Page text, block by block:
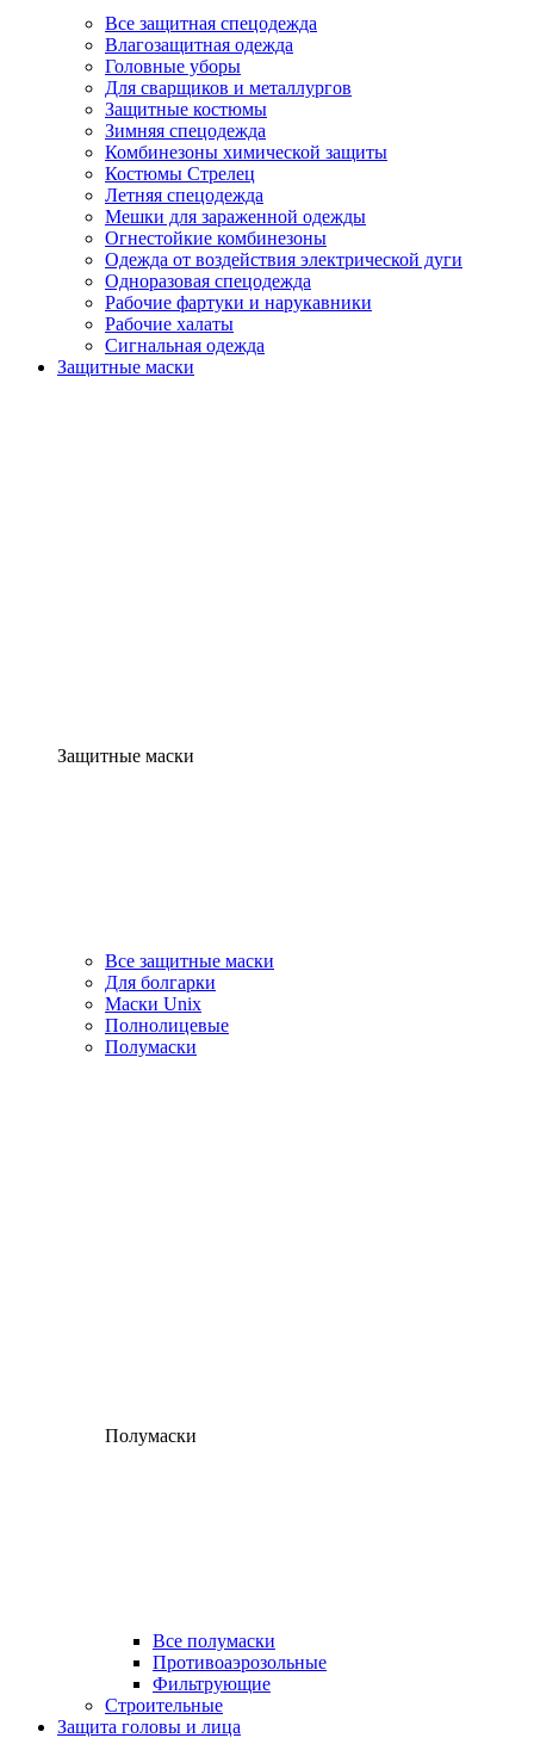
Все защитная спецодежда
Влагозащитная одежда
Головные уборы
Для сварщиков и металлургов
Защитные костюмы
Зимняя спецодежда
Комбинезоны химической защиты
Костюмы Стрелец
Летняя спецодежда
Мешки для зараженной одежды
Огнестойкие комбинезоны
Одежда от воздействия электрической дуги
Одноразовая спецодежда
Рабочие фартуки и нарукавники
Рабочие халаты
Сигнальная одежда
Защитные маски
Защитные маски
Все защитные маски
Для болгарки
Маски Unix
Полнолицевые
Полумаски
Полумаски
Все полумаски
Противоаэрозольные
Фильтрующие
Строительные
Защита головы и лица